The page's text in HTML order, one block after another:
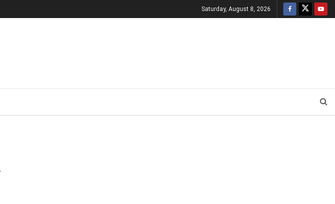
Saturday, August 8, 2026